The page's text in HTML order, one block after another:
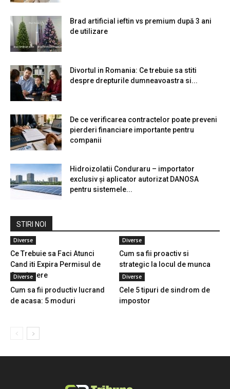
Brad artificial ieftin vs premium după 3 ani
de utilizare
Divortul in Romania: Ce trebuie sa stiti
despre drepturile dumneavoastra si...
De ce verificarea contractelor poate preveni
pierderi financiare importante pentru
companii
Hidroizolatii Conduraru – importator
exclusiv și aplicator autorizat DANOSA
pentru sistemele...
STIRI NOI
Diverse
Ce Trebuie sa Faci Atunci
Cand iti Expira Permisul de
Conducere
Diverse
Cum sa fii proactiv si
strategic la locul de munca
Diverse
Cum sa fii productiv lucrand
de acasa: 5 moduri
Diverse
Cele 5 tipuri de sindrom de
impostor